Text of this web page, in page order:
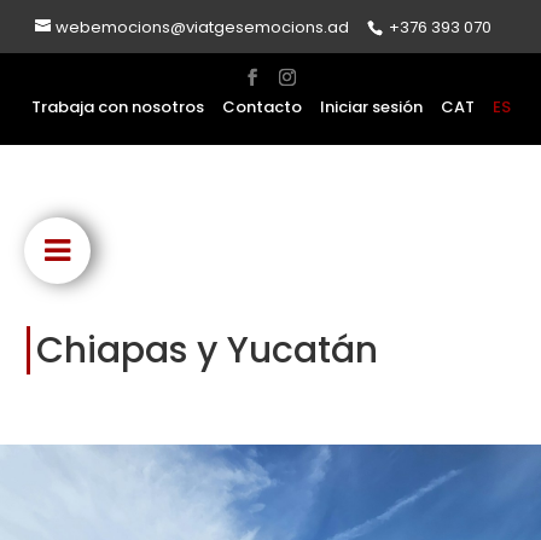
webemocions@viatgesemocions.ad +376 393 070
Trabaja con nosotros Contacto Iniciar sesión CAT ES
Chiapas y Yucatán